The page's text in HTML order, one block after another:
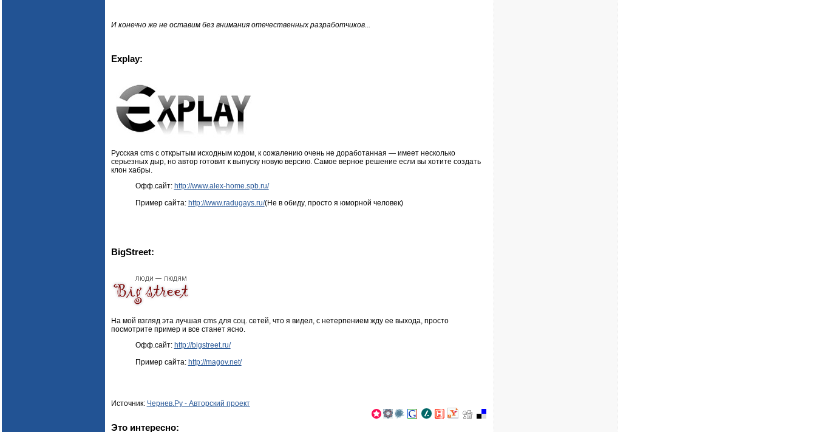
И конечно же не оставим без внимания отечественных разработчиков...
Explay:
Русская cms с открытым исходным кодом, к сожалению очень не доработанная — имеет несколько
серьезных дыр, но автор готовит к выпуску новую версию. Самое верное решение если вы хотите создать
клон хабры.
Офф.сайт: http://www.alex-home.spb.ru/
Пример сайта: http://www.radugays.ru/(Не в обиду, просто я юморной человек)
BigStreet:
На мой взгляд эта лучшая cms для соц. сетей, что я видел, с нетерпением жду ее выхода, просто
посмотрите пример и все станет ясно.
Офф.сайт: http://bigstreet.ru/
Пример сайта: http://magov.net/
Источник: Чернев.Ру - Авторский проект
Это интересно: